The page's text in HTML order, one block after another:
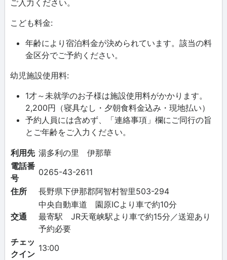
ご入力ください。
こども料金:
年齢により宿泊料金が決められています。該当の料
金区分でご予約ください。
幼児施設使用料:
1才～未就学のお子様は施設使用料がかかります。
2,200円（寝具なし・夕朝食料金込み・現地払い）
予約人員には含めず、「連絡事項」欄にご同行の旨
とご年齢をご入力ください。
利用先 湯多利の里 伊那華
電話番
号
0265-43-2611
住所
長野県下伊那郡阿智村智里503-294
交通
中央自動車道 園原ICより車で約10分
最寄駅 JR天竜峡駅より車で約15分／送迎あり
予約必要
チェッ
クイン
13:00